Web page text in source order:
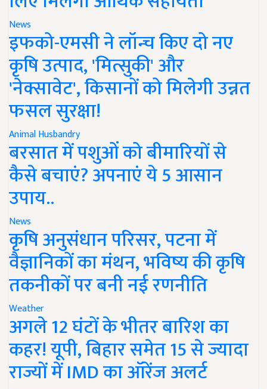
News
इफको-एमसी ने लॉन्च किए दो नए
कृषि उत्पाद, 'मित्सुकी' और
'नेक्सावेट', किसानों को मिलेगी उन्नत
फसल सुरक्षा!
Animal Husbandry
बरसात में पशुओं को बीमारियों से
कैसे बचाएं? अपनाएं ये 5 आसान
उपाय..
News
कृषि अनुसंधान परिसर, पटना में
वैज्ञानिकों का मंथन, भविष्य की कृषि
तकनीकों पर बनी नई रणनीति
Weather
अगले 12 घंटों के भीतर बारिश का
कहर! यूपी, बिहार समेत 15 से ज्यादा
राज्यों में IMD का ऑरेंज अलर्ट